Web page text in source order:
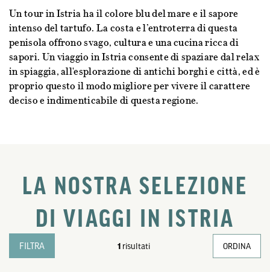
Un tour in Istria ha il colore blu del mare e il sapore
intenso del tartufo. La costa e l’entroterra di questa
penisola offrono svago, cultura e una cucina ricca di
sapori. Un viaggio in Istria consente di spaziare dal relax
in spiaggia, all'esplorazione di antichi borghi e città, ed è
proprio questo il modo migliore per vivere il carattere
deciso e indimenticabile di questa regione.
LA NOSTRA SELEZIONE
DI VIAGGI IN ISTRIA
FILTRA 1 risultati ORDINA